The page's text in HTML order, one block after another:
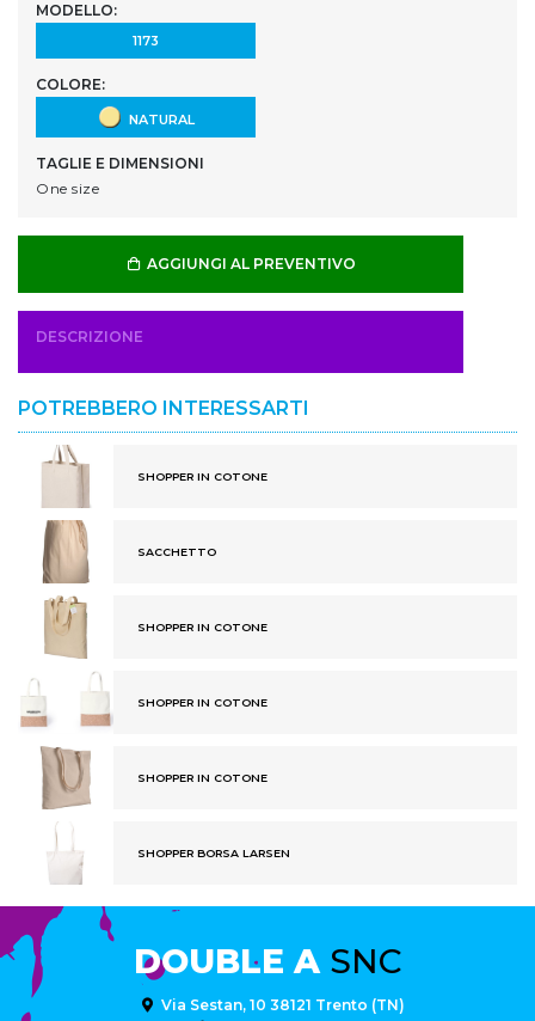
MODELLO:
1173
COLORE:
NATURAL
TAGLIE E DIMENSIONI
One size
AGGIUNGI AL PREVENTIVO
DESCRIZIONE
POTREBBERO INTERESSARTI
SHOPPER IN COTONE
SACCHETTO
SHOPPER IN COTONE
SHOPPER IN COTONE
SHOPPER IN COTONE
SHOPPER BORSA LARSEN
DOUBLE A SNC
Via Sestan, 10 38121 Trento (TN)